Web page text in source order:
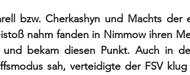
bzw. Cherkashyn und Machts der
nahm fanden in Nimmow ihren
bekam diesen Punkt. Auch in
sah, verteidigte der FSV